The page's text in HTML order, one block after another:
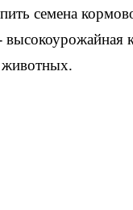
семена
животных.